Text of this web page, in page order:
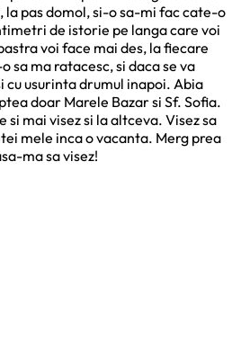
la pas domol, si-o sa-mi fac cate-o
de istorie pe langa care voi
voi face mai des, la fiecare
sa ma ratacesc, si daca se va
cu usurinta drumul inapoi. Abia
doar Marele Bazar si Sf. Sofia.
mai visez si la altceva. Visez sa
mele inca o vacanta. Merg prea
ma sa visez!